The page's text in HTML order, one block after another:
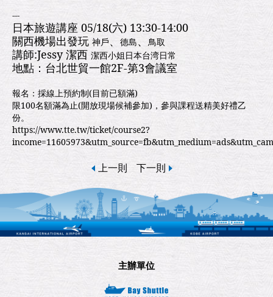
---
日本旅遊講座 05/18(六) 13:30-14:00
關西機場出發玩 神戶、 德島、 鳥取
講師:Jessy 潔西 潔西小姐日本台湾日常
地點：台北世貿一館2F-第3會議室
報名：採線上預約制(目前已額滿)
限100名額滿為止(開放現場候補參加)，參與課程送精美好禮乙
份。
https://www.tte.tw/ticket/course2?
上一則 下一則
主辦單位